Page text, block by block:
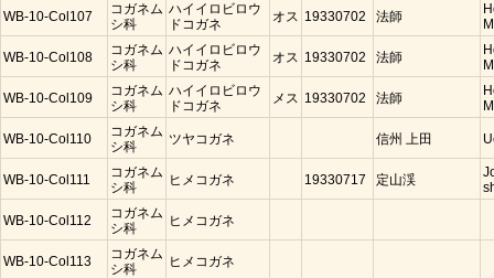
WB-10-Col107
コガネム
シ科
ハイイロビロウ
ドコガネ
オス 19330702 法師
WB-10-Col108
コガネム
シ科
ハイイロビロウ
ドコガネ
オス 19330702 法師
WB-10-Col109
コガネム
シ科
ハイイロビロウ
ドコガネ
メス 19330702 法師
WB-10-Col110
コガネム
シ科
ツヤコガネ 信州 上田
WB-10-Col111
コガネム
シ科
ヒメコガネ 19330717 定山渓
WB-10-Col112
コガネム
シ科
ヒメコガネ
WB-10-Col113
コガネム
シ科
ヒメコガネ